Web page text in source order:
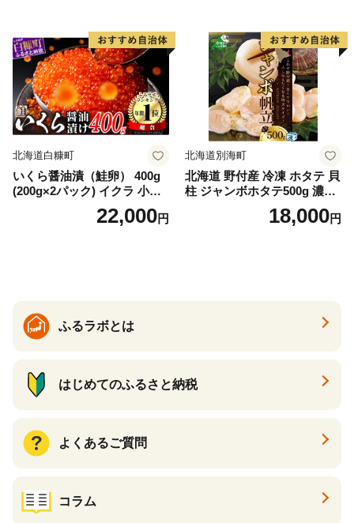
満足 美味しい 贈答 生食用 刺
身 お刺身 刺し身 魚介類 海鮮
冷凍 厚切り 薄切り ふるさと
納税 ふるさとチョイス チョ
イス 北海道 白糠町
北海道白糠町
いくら醤油漬（鮭卵） 400g
(200g×2パック) イクラ 小分
け いくら醤油漬 鮭いくら い
くら醤油漬け 鮭 鮭卵 ikura
22,000円
北海道別海町
北海道 野付産 冷凍 ホタテ 貝
柱 ジャンボホタテ500g 濃厚
な旨味と甘み （ほたて ホタ
テ 帆立 貝柱 ホタテ貝柱 大玉
18,000円
ふるラボとは
はじめてのふるさと納税
よくあるご質問
コラム